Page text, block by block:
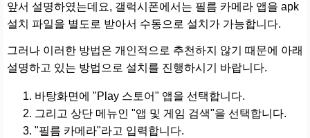
앞서 설명하였는데요, 갤럭시폰에서는 필름 카메라 앱을 apk
설치 파일을 별도로 받아서 수동으로 설치가 가능합니다.
그러나 이러한 방법은 개인적으로 추천하지 않기 때문에 아래
설명하고 있는 방법으로 설치를 진행하시기 바랍니다.
바탕화면에 "Play 스토어" 앱을 선택합니다.
그리고 상단 메뉴인 "앱 및 게임 검색"을 선택합니다.
"필름 카메라"라고 입력합니다.